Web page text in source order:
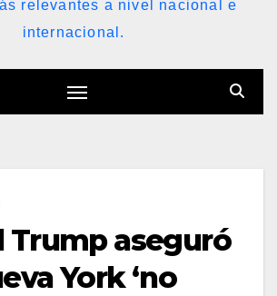
relevantes a nivel nacional e
internacional.
Trump aseguró
York ‘no